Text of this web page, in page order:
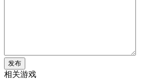
发布
相关游戏